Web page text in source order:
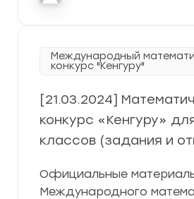
Международный
конкурс "Кенгуру"
[21.03.2024]
конкурс «Кенгуру»
классов (задания и
Официальные
Международного